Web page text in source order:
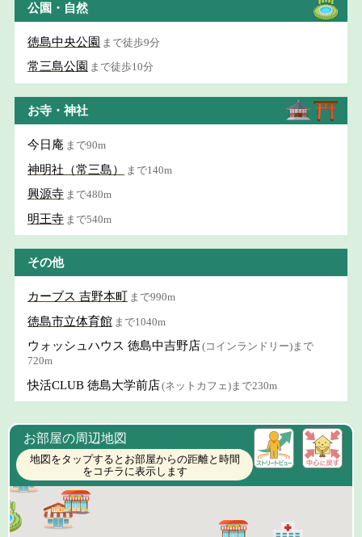
公園・自然
徳島中央公園 まで徒歩9分
常三島公園 まで徒歩10分
お寺・神社
今日庵 まで90m
神明社（常三島） まで140m
興源寺 まで480m
明王寺 まで540m
その他
カーブス 吉野本町 まで990m
徳島市立体育館 まで1040m
ウォッシュハウス 徳島中吉野店(コインランドリー)まで
720m
快活CLUB 徳島大学前店(ネットカフェ)まで230m
お部屋の周辺地図
地図をタップするとお部屋からの距離と時間
をコチラに表示します